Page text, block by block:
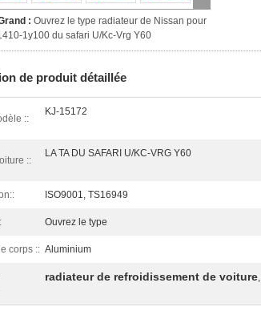
: Ouvrez le type radiateur de Nissan pour
1y100 du safari U/Kc-Vrg Y60
de produit détaillée
::
KJ-15172
::
LA TA DU SAFARI U/KC-VRG Y60
ISO9001, TS16949
Ouvrez le type
corps :: Aluminium
radiateur de refroidissement de voiture,